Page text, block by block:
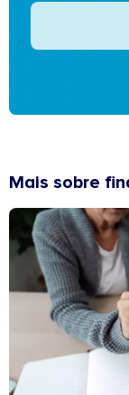
Mais sobre